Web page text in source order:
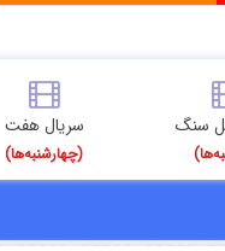
سنگ سریال هفت
(چهارشنبه‌ها)